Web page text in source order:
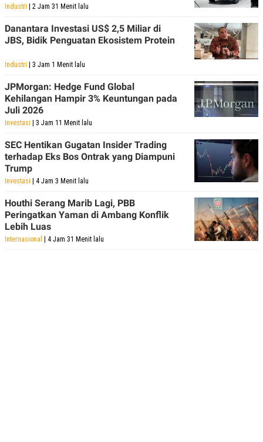
Industri | 2 Jam 31 Menit lalu
Danantara Investasi US$ 2,5 Miliar di
JBS, Bidik Penguatan Ekosistem Protein
Industri | 3 Jam 1 Menit lalu
JPMorgan: Hedge Fund Global
Kehilangan Hampir 3% Keuntungan pada
Juli 2026
Investasi | 3 Jam 11 Menit lalu
SEC Hentikan Gugatan Insider Trading
terhadap Eks Bos Ontrak yang Diampuni
Trump
Investasi | 4 Jam 3 Menit lalu
Houthi Serang Marib Lagi, PBB
Peringatkan Yaman di Ambang Konflik
Lebih Luas
Internasional | 4 Jam 31 Menit lalu